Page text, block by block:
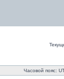
Часовой пояс: